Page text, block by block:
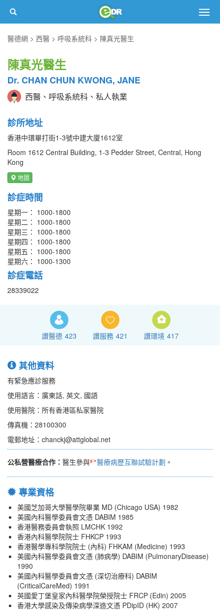
醫德網
西醫 呼吸系統科 陳真光醫生
陳真光醫生
Dr. CHAN CHUN KWONG, JANE
西醫、呼吸系統科、私人執業
診所地址
香港中環畢打街1-3號中建大廈1612室
Room 1612 Central Building, 1-3 Pedder Street, Central, Hong
Kong
地圖
診症時間
星期一： 1000-1800
星期二： 1000-1800
星期三： 1000-1800
星期四： 1000-1800
星期五： 1000-1800
星期六： 1000-1300
診症電話
28339022
讚醫德 423 讚服務 421 讚環境 417
其他資料
有緊急應診服務
使用語言：廣東話, 英文, 國語
使用醫院：所有香港區私家醫院
傳真機：28100300
電郵地址：chanckj@attglobal.net
公私營醫療合作： 醫生參與 醫療病歷互聯試驗計劃 。
專業資格
美國芝加哥大學醫學院畢業 MD (Chicago USA) 1982
美國內科醫學委員會文憑 DABIM 1985
香港醫務委員會執照 LMCHK 1992
香港內科醫學院院士 FHKCP 1993
香港醫學專科學院院士 (內科) FHKAM (Medicine) 1993
美國內科醫學委員會文憑 (肺病學) DABIM (PulmonaryDisease)
1990
美國內科醫學委員會文憑 (深切治療科) DABIM
(CriticalCareMed) 1991
英國愛丁堡皇家內科醫學院榮授院士 FRCP (Edin) 2005
香港大學感染及傳染病學深造文憑 PDipID (HK) 2007